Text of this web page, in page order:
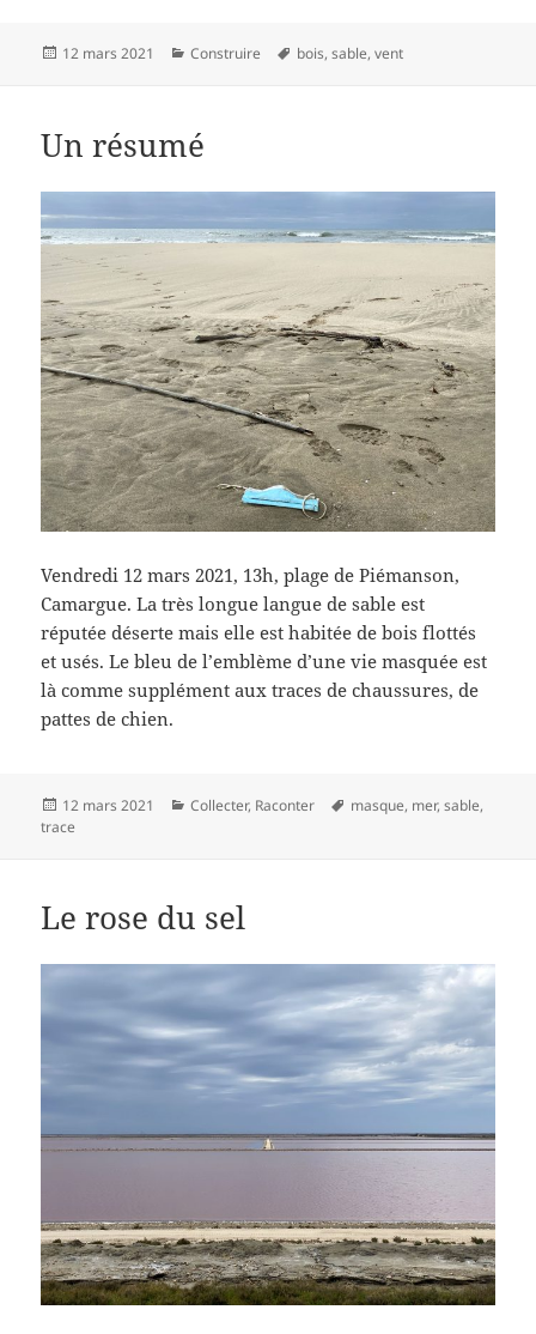
Publié
12 mars 2021 Catégories
Construire
Mots-
bois,sable,vent
Un résumé
Vendredi 12 mars 2021, 13h, plage de Piémanson,
Camargue. La très longue langue de sable est
réputée déserte mais elle est habitée de bois flottés
et usés. Le bleu de l’emblème d’une vie masquée est
là comme supplément aux traces de chaussures, de
pattes de chien.
Publié
le
12 mars 2021 Catégories
Collecter, Raconter
Mots-
masque, mer,sable,
trace
Le rose du sel